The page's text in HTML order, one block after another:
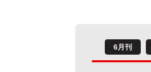
6月刊